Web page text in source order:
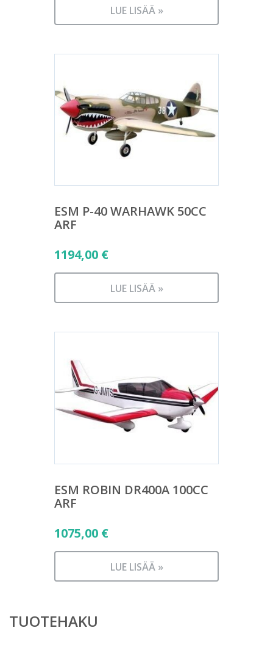
LUE LISÄÄ »
ESM P-40 WARHAWK 50CC
ARF
1194,00 €
LUE LISÄÄ »
ESM ROBIN DR400A 100CC
ARF
1075,00 €
LUE LISÄÄ »
TUOTEHAKU